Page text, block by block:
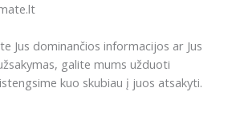
Jus dominančios informacijos ar Jus
galite mums užduoti
kuo skubiau į juos atsakyti.